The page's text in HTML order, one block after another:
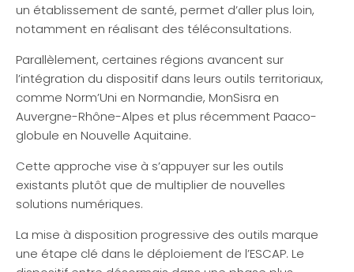
un établissement de santé, permet d’aller plus loin,
notamment en réalisant des téléconsultations.
Parallèlement, certaines régions avancent sur
l’intégration du dispositif dans leurs outils territoriaux,
comme Norm’Uni en Normandie, MonSisra en
Auvergne-Rhône-Alpes et plus récemment Paaco-
globule en Nouvelle Aquitaine.
Cette approche vise à s’appuyer sur les outils
existants plutôt que de multiplier de nouvelles
solutions numériques.
La mise à disposition progressive des outils marque
une étape clé dans le déploiement de l’ESCAP. Le